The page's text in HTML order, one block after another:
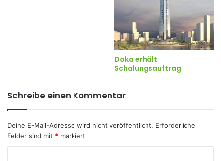
Doka erhält
Schalungsauftrag
Schreibe einen Kommentar
Deine E-Mail-Adresse wird nicht veröffentlicht. Erforderliche
Felder sind mit * markiert